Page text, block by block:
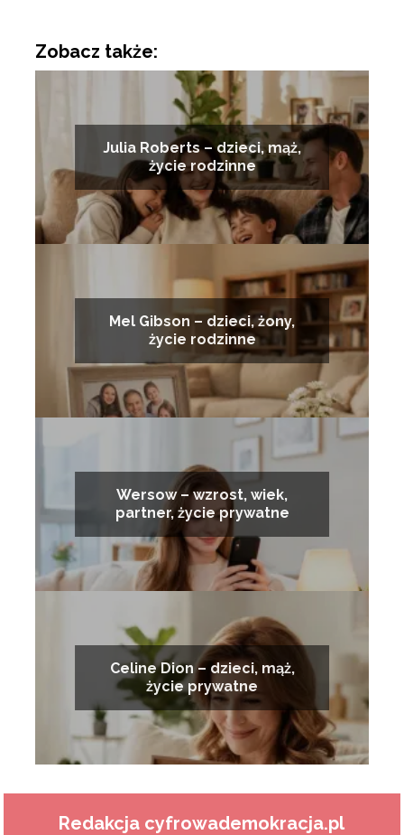
Zobacz także:
Julia Roberts – dzieci, mąż,
życie rodzinne
Mel Gibson – dzieci, żony,
życie rodzinne
Wersow – wzrost, wiek,
partner, życie prywatne
Celine Dion – dzieci, mąż,
życie prywatne
Redakcja cyfrowademokracja.pl